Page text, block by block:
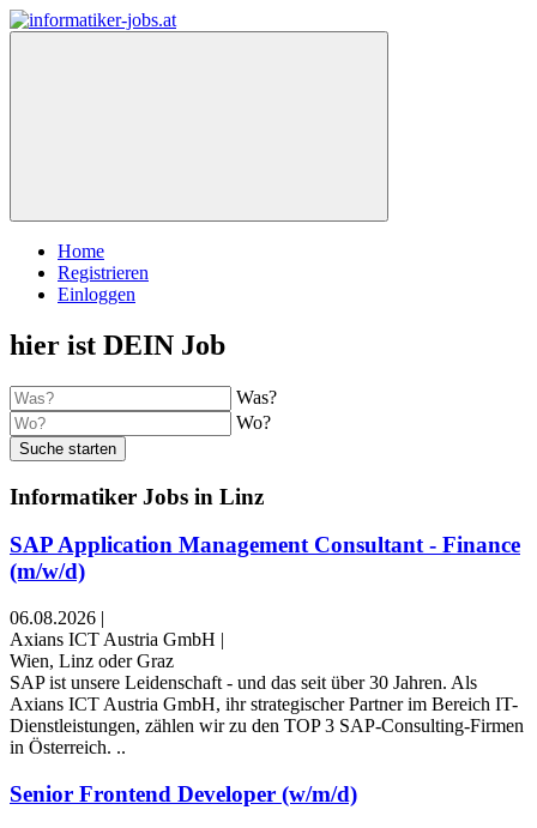
Home
Registrieren
Einloggen
hier ist DEIN Job
Was?
Wo?
Suche starten
Informatiker Jobs in Linz
SAP Application Management Consultant - Finance
(m/w/d)
06.08.2026 |
Axians ICT Austria GmbH |
Wien, Linz oder Graz
SAP ist unsere Leidenschaft - und das seit über 30 Jahren. Als
Axians ICT Austria GmbH, ihr strategischer Partner im Bereich IT-
Dienstleistungen, zählen wir zu den TOP 3 SAP-Consulting-Firmen
in Österreich. ..
Senior Frontend Developer (w/m/d)